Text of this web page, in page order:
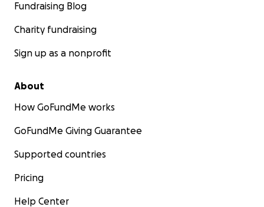
Fundraising Blog
Charity fundraising
Sign up as a nonprofit
About
How GoFundMe works
GoFundMe Giving Guarantee
Supported countries
Pricing
Help Center